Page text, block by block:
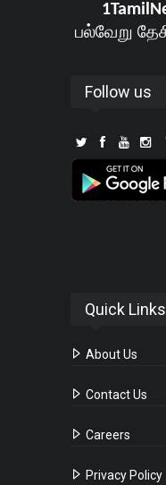
பல்வேறு
Follow us
Quick Links
About Us
Contact Us
Careers
Privacy Policy